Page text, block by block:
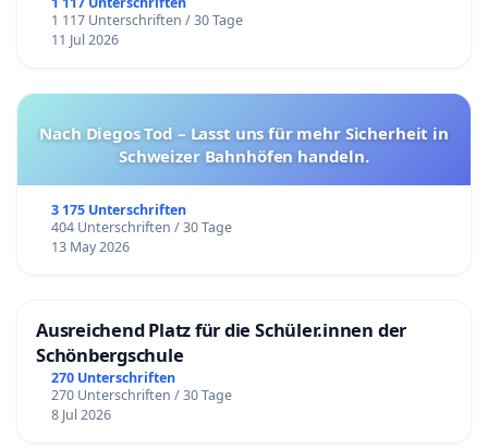
1 117 Unterschriften / 30 Tage
11 Jul 2026
Nach Diegos Tod – Lasst uns für mehr Sicherheit in
Schweizer Bahnhöfen handeln.
3 175 Unterschriften
404 Unterschriften / 30 Tage
13 May 2026
Ausreichend Platz für die Schüler.innen der
Schönbergschule
270 Unterschriften
270 Unterschriften / 30 Tage
8 Jul 2026